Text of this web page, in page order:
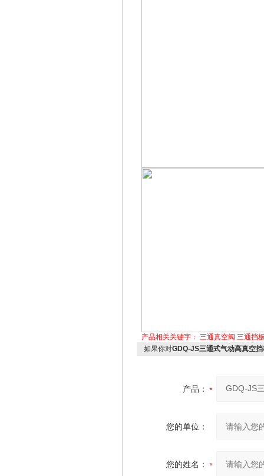
产品相关关键字： 三通真空阀 三通挡
如果你对GDQ-JS三通式气动高真空
产品：
您的单位：
您的姓名：